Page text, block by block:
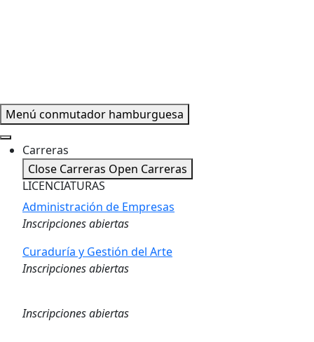
Menú conmutador hamburguesa
Carreras
Close Carreras Open Carreras
LICENCIATURAS
Administración de Empresas
Inscripciones abiertas
Curaduría y Gestión del Arte
Inscripciones abiertas
Inscripciones abiertas